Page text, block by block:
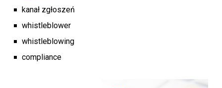
kanał zgłoszeń
whistleblower
whistleblowing
compliance